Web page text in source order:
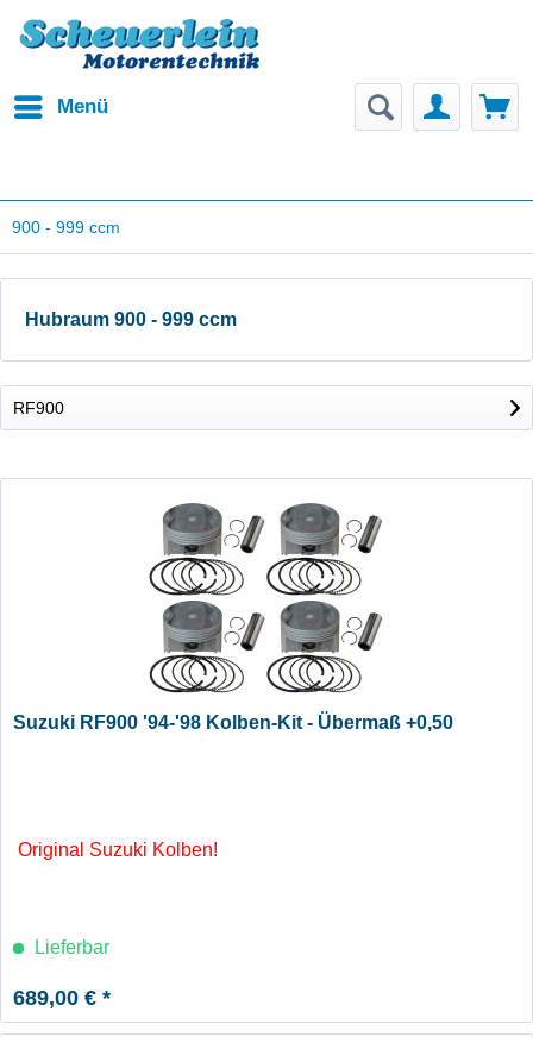
Menü
900 - 999 ccm
Hubraum 900 - 999 ccm
RF900
Suzuki RF900 '94-'98 Kolben-Kit - Übermaß +0,50
Original Suzuki Kolben!
Lieferbar
689,00 € *